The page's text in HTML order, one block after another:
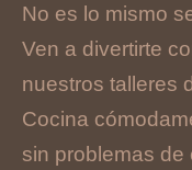
No es lo mismo
Ven a divertirte
nuestros talleres
Cocina
sin problemas de